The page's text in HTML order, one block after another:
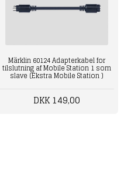
Märklin 60124 Adapterkabel for
tilslutning af Mobile Station 1 som
slave (Ekstra Mobile Station )
DKK 149,00